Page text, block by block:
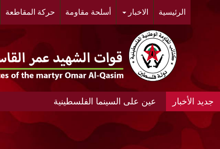
الرئيسية الاخبار أسلحة مقاومة حركة المقاطعة
عين على السينما الفلسطينية
عين على السينما الفلسطينية الانتفاضة
#مخيم خان الشيح #النسائية